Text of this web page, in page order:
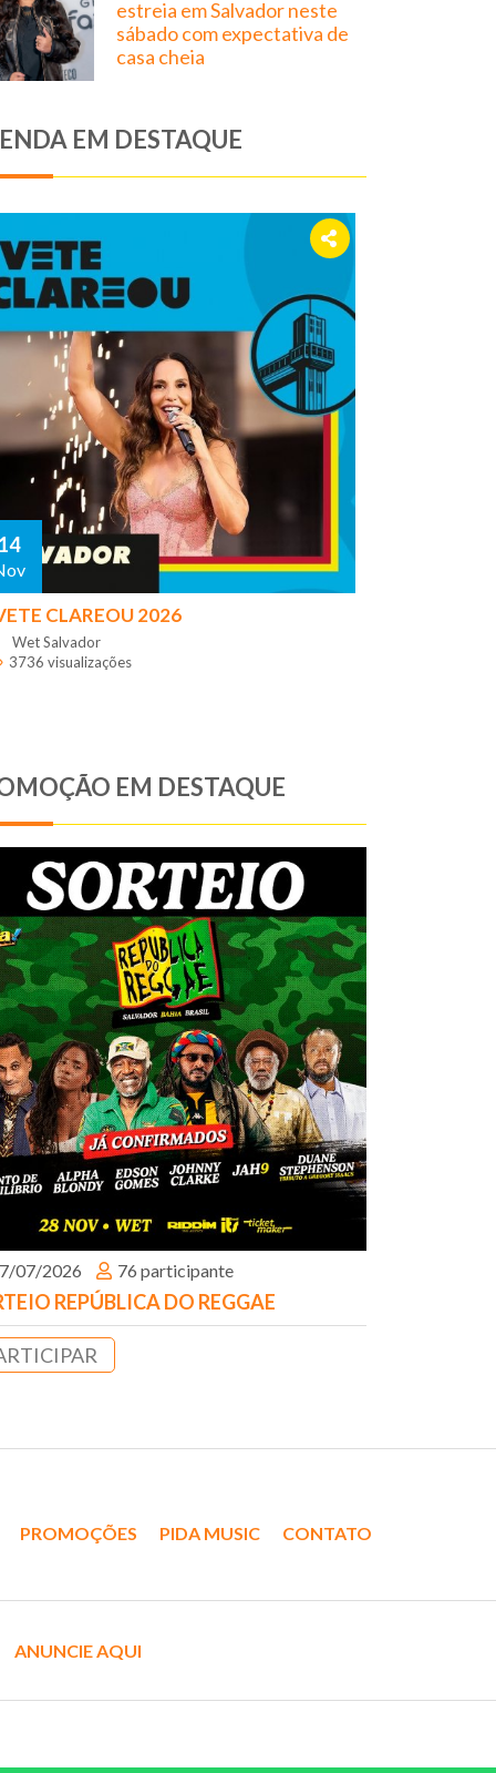
estreia em Salvador neste
sábado com expectativa de
casa cheia
EM DESTAQUE
CLAREOU 2026
Wet Salvador
3736 visualizações
EM DESTAQUE
07/2026 76 participante
REPÚBLICA DO REGGAE
PROMOÇÕES PIDA MUSIC CONTATO
ANUNCIE AQUI